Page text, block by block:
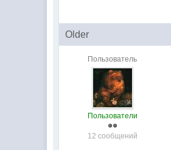
Older
Пользователь
Пользователи
12 сообщений